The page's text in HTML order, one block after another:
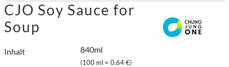
CJO Soy Sauce for
Soup
Inhalt 840ml
(100 ml = 0,64 €)